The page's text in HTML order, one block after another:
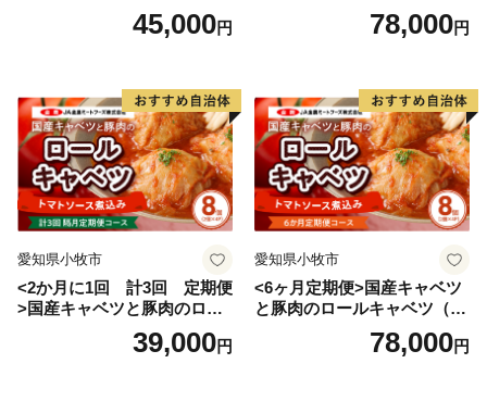
45,000円
ルキャベツ（4P入り）
78,000円
愛知県小牧市
<2か月に1回 計3回 定期便
>国産キャベツと豚肉のロー
ルキャベツ（4P入り）
39,000円
愛知県小牧市
<6ヶ月定期便>国産キャベツ
と豚肉のロールキャベツ（4P
78,000円